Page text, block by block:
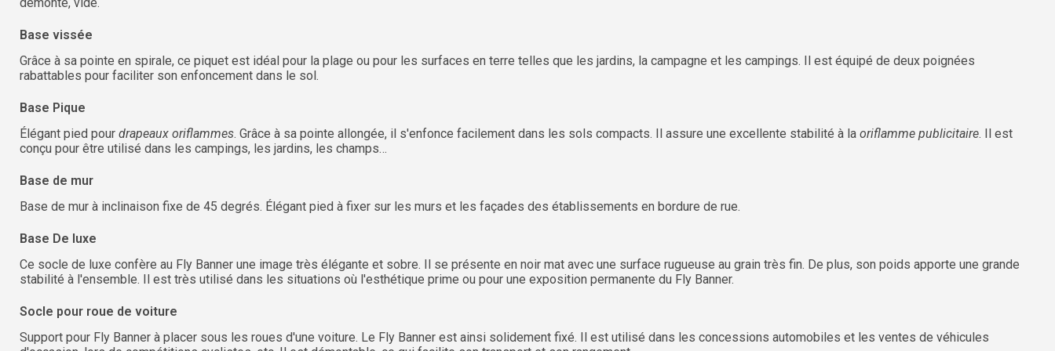
Base vissée
Grâce à sa pointe en spirale, ce piquet est idéal pour la plage ou pour les surfaces en terre telles que les jardins, la campagne et les campings. Il est équipé de deux poignées
rabattables pour faciliter son enfoncement dans le sol.
Base Pique
Élégant pied pour drapeaux oriflammes. Grâce à sa pointe allongée, il s'enfonce facilement dans les sols compacts. Il assure une excellente stabilité à la oriflamme publicitaire. Il est
conçu pour être utilisé dans les campings, les jardins, les champs…
Base de mur
Base de mur à inclinaison fixe de 45 degrés. Élégant pied à fixer sur les murs et les façades des établissements en bordure de rue.
Base De luxe
Ce socle de luxe confère au Fly Banner une image très élégante et sobre. Il se présente en noir mat avec une surface rugueuse au grain très fin. De plus, son poids apporte une grande
stabilité à l'ensemble. Il est très utilisé dans les situations où l'esthétique prime ou pour une exposition permanente du Fly Banner.
Socle pour roue de voiture
Support pour Fly Banner à placer sous les roues d'une voiture. Le Fly Banner est ainsi solidement fixé. Il est utilisé dans les concessions automobiles et les ventes de véhicules